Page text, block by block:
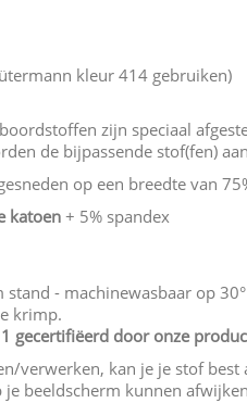
kleur 414 gebruiken)
zijn speciaal
de bijpassende stof(fen)
op een breedte van
katoen+ 5% spandex
- machinewasbaar op
krimp.
gecertifiëerd door onze
verwerken, kan je je stof best
je beeldscherm kunnen